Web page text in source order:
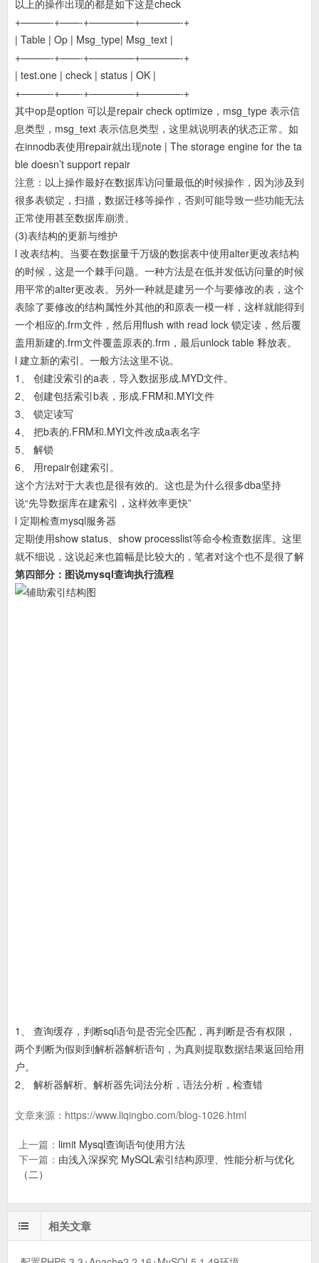
以上的操作出现的都是如下这是check
+———-+——-+————–+————-+
| Table | Op | Msg_type| Msg_text |
+———-+——-+————–+————-+
| test.one | check | status | OK |
+———-+——-+————–+————-+
其中op是option 可以是repair check optimize，msg_type 表示信
息类型，msg_text 表示信息类型，这里就说明表的状态正常。如
在innodb表使用repair就出现note | The storage engine for the ta
ble doesn’t support repair
注意：以上操作最好在数据库访问量最低的时候操作，因为涉及到
很多表锁定，扫描，数据迁移等操作，否则可能导致一些功能无法
正常使用甚至数据库崩溃。
(3)表结构的更新与维护
l 改表结构。当要在数据量千万级的数据表中使用alter更改表结构
的时候，这是一个棘手问题。一种方法是在低并发低访问量的时候
用平常的alter更改表。另外一种就是建另一个与要修改的表，这个
表除了要修改的结构属性外其他的和原表一模一样，这样就能得到
一个相应的.frm文件，然后用flush with read lock 锁定读，然后覆
盖用新建的.frm文件覆盖原表的.frm，最后unlock table 释放表。
l 建立新的索引。一般方法这里不说。
1、 创建没索引的a表，导入数据形成.MYD文件。
2、 创建包括索引b表，形成.FRM和.MYI文件
3、 锁定读写
4、 把b表的.FRM和.MYI文件改成a表名字
5、 解锁
6、 用repair创建索引。
这个方法对于大表也是很有效的。这也是为什么很多dba坚持
说“先导数据库在建索引，这样效率更快”
l 定期检查mysql服务器
定期使用show status、show processlist等命令检查数据库。这里
就不细说，这说起来也篇幅是比较大的，笔者对这个也不是很了解
第四部分：图说mysql查询执行流程
1、 查询缓存，判断sql语句是否完全匹配，再判断是否有权限，
两个判断为假则到解析器解析语句，为真则提取数据结果返回给用
户。
2、 解析器解析。解析器先词法分析，语法分析，检查错
文章来源： https://www.liqingbo.com/blog-1026.html
上一篇： limit Mysql查询语句使用方法
下一篇： 由浅入深探究 MySQL索引结构原理、性能分析与优化
（二）
相关文章